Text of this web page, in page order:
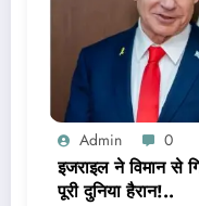
Admin 0
इजराइल ने विमान से
पूरी दुनिया हैरान!..